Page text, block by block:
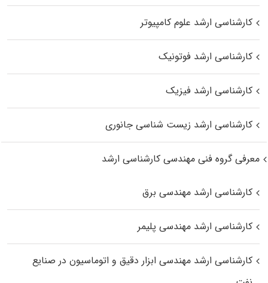
کارشناسی ارشد علوم کامپیوتر
کارشناسی ارشد فوتونیک
کارشناسی ارشد فیزیک
کارشناسی ارشد زیست‌ شناسی جانوری
معرفی گروه فنی مهندسی کارشناسی ارشد
کارشناسی ارشد مهندسی برق
کارشناسی ارشد مهندسی پلیمر
کارشناسی ارشد مهندسی ابزار دقیق و اتوماسیون در صنایع